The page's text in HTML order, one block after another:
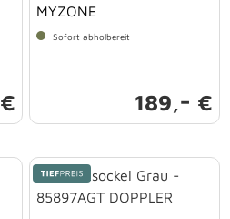
€
MYZONE
Sofort abholbereit
189,- €